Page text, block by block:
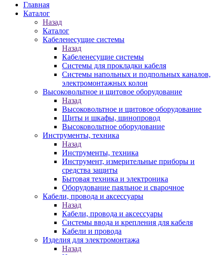
Главная
Каталог
Назад
Каталог
Кабеленесущие системы
Назад
Кабеленесущие системы
Системы для прокладки кабеля
Системы напольных и подпольных каналов,
электромонтажных колон
Высоковольтное и щитовое оборудование
Назад
Высоковольтное и щитовое оборудование
Щиты и шкафы, шинопровод
Высоковольтное оборудование
Инструменты, техника
Назад
Инструменты, техника
Инструмент, измерительные приборы и
средства защиты
Бытовая техника и электроника
Оборудование паяльное и сварочное
Кабели, провода и аксессуары
Назад
Кабели, провода и аксессуары
Системы ввода и крепления для кабеля
Кабели и провода
Изделия для электромонтажа
Назад